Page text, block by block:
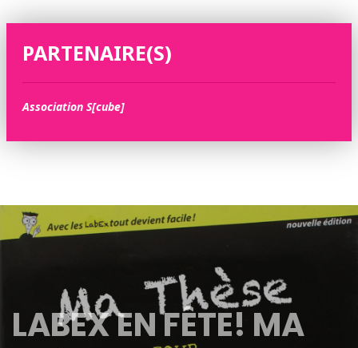
PARTENAIRE(S)
Association S[cube]
LABEX EN FÊTE! MA